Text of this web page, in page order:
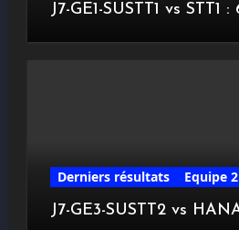
J7-GE1-SUSTT1 vs STT1 :
Derniers résultats Equipe 2
J7-GE3-SUSTT2 vs